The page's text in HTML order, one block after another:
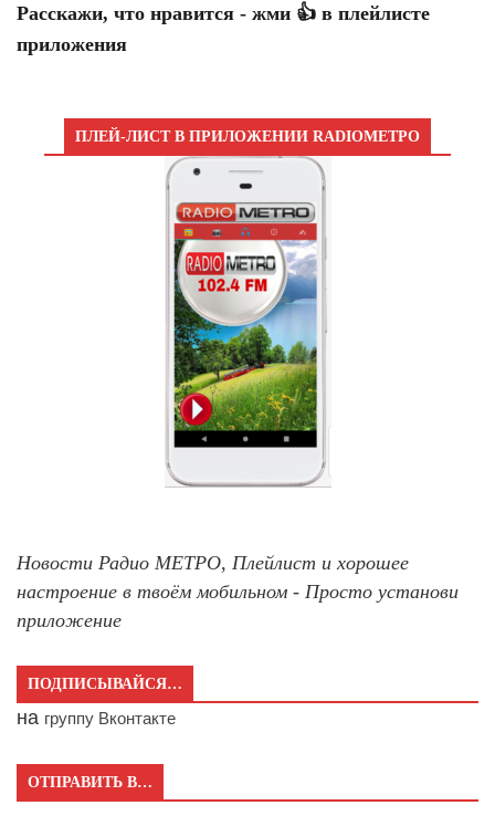
Расскажи, что нравится - жми 👍 в плейлисте
приложения
ПЛЕЙ-ЛИСТ В ПРИЛОЖЕНИИ RADIOМЕТРО
Новости Радио МЕТРО, Плейлист и хорошее
настроение в твоём мобильном - Просто установи
приложение
ПОДПИСЫВАЙСЯ…
на группу Вконтакте
ОТПРАВИТЬ В…